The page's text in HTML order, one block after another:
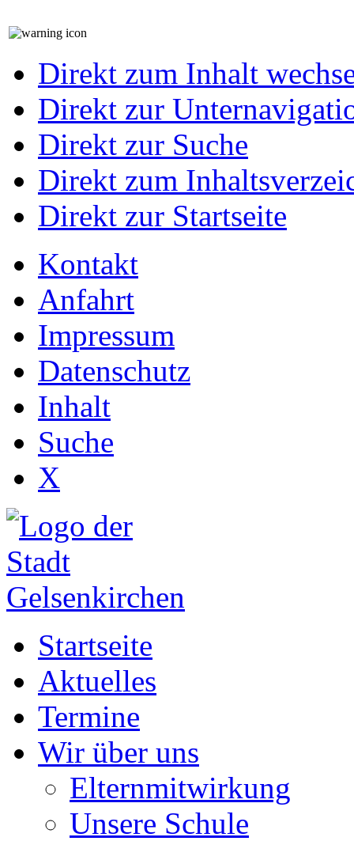
Direkt zum Inhalt
Direkt zur
Direkt zur Suche
Direkt zum
Direkt zur Startseite
Kontakt
Anfahrt
Impressum
Datenschutz
Inhalt
Suche
X
Startseite
Aktuelles
Termine
Wir über uns
Elternmitwirkung
Unsere Schule